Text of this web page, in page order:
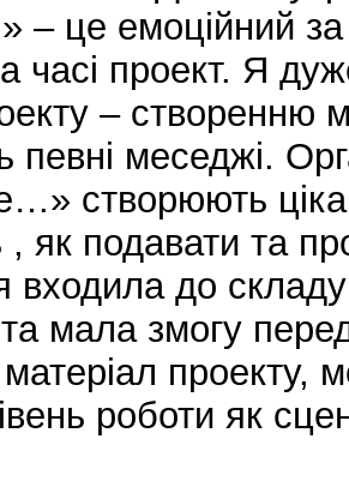
– це емоційний
часі проект. Я
– створенню
певні меседжі.
створюють
, як подавати та
входила до
та мала змогу
проекту,
роботи як